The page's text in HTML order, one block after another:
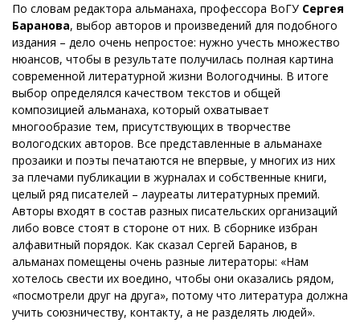
По словам редактора альманаха, профессора ВоГУ Сергея
Баранова, выбор авторов и произведений для подобного
издания – дело очень непростое: нужно учесть множество
нюансов, чтобы в результате получилась полная картина
современной литературной жизни Вологодчины. В итоге
выбор определялся качеством текстов и общей
композицией альманаха, который охватывает
многообразие тем, присутствующих в творчестве
вологодских авторов. Все представленные в альманахе
прозаики и поэты печатаются не впервые, у многих из них
за плечами публикации в журналах и собственные книги,
целый ряд писателей – лауреаты литературных премий.
Авторы входят в состав разных писательских организаций
либо вовсе стоят в стороне от них. В сборнике избран
алфавитный порядок. Как сказал Сергей Баранов, в
альманах помещены очень разные литераторы: «Нам
хотелось свести их воедино, чтобы они оказались рядом,
«посмотрели друг на друга», потому что литература должна
учить союзничеству, контакту, а не разделять людей».